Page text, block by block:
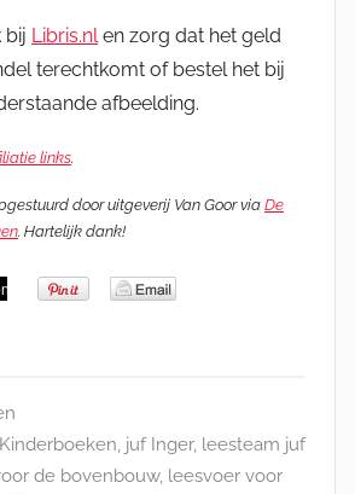
bij Libris.nlen zorg dat het geld
terechtkomt of bestel het bij
afbeelding.
links.
door uitgeverij Van Goor via De
. Hartelijk dank!
, juf Inger, leesteam juf
de bovenbouw, leesvoer voor